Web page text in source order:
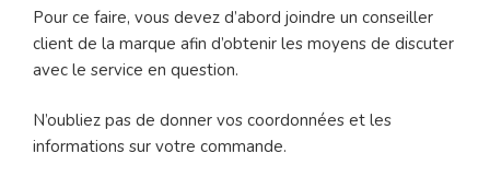
Pour ce faire, vous devez d’abord joindre un conseiller
client de la marque afin d’obtenir les moyens de discuter
avec le service en question.
N’oubliez pas de donner vos coordonnées et les
informations sur votre commande.